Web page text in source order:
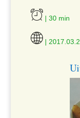
| 30 min
|